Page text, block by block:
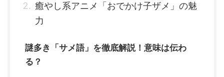
癒やし系アニメ「おでかけ子ザメ」の魅
力
謎多き「サメ語」を徹底解説！意味は伝わ
る？